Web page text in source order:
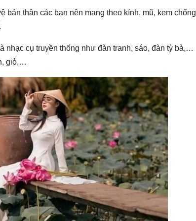
bản thân các bạn nên mang theo kính, mũ, kem chống
nhạc cụ truyền thống như đàn tranh, sáo, đàn tỳ bà,…
giỏ,…